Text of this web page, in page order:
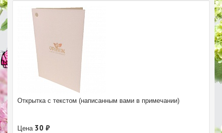
Открытка с текстом (написанным вами в примечании)
Цена 30 ₽